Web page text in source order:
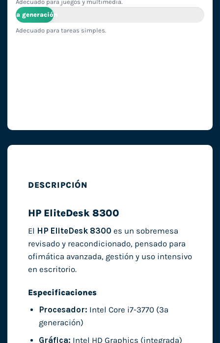
Adecuado para juegos y multimedia.
3ª generación
Adecuado para tareas simples.
DESCRIPCIÓN
HP EliteDesk 8300
El HP EliteDesk 8300 es un sobremesa
revisado y reacondicionado, pensado para
ofimática avanzada, gestión y uso intensivo
en escritorio.
Especificaciones
Procesador: Intel Core i7-3770 (3ª
generación)
Gráfica: Intel HD Graphics (integrada)